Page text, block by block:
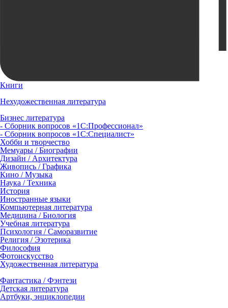
Книги
Нехудожественная литература
Бизнес литература
- Сборник вопросов «1С:Профессионал»
- Сборник вопросов «1С:Специалист»
Хобби и творчество
Мемуары / Биографии
Дизайн / Архитектура
Живопись / Графика
Кино / Музыка
Наука / Техника
История
Иностранные языки
Компьютерная литература
Медицина / Биология
Учебная литература
Психология / Саморазвитие
Религия / Эзотерика
Философия
Фотоискусство
Художественная литература
Фантастика / Фэнтези
Детская литература
Артбуки, энциклопедии